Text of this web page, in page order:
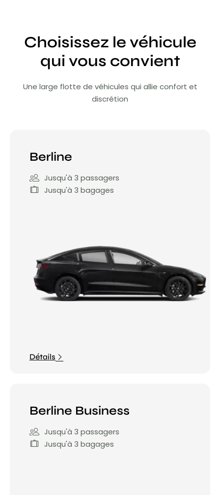
Choisissez le véhicule
qui vous convient
Une large flotte de véhicules qui allie confort et
discrétion
Berline
Jusqu'à 3 passagers
Jusqu'à 3 bagages
Détails
Berline Business
Jusqu'à 3 passagers
Jusqu'à 3 bagages